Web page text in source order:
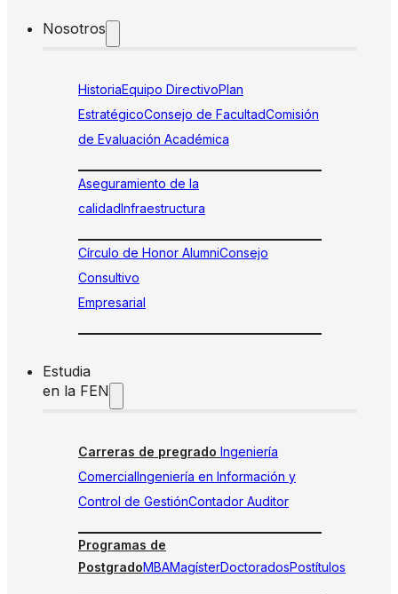
Nosotros
HistoriaEquipo DirectivoPlan
EstratégicoConsejo de FacultadComisión
de Evaluación Académica
Aseguramiento de la
calidadInfraestructura
Círculo de Honor AlumniConsejo
Consultivo
Empresarial
Estudia
en la FEN
Carreras de pregrado Ingeniería
ComercialIngeniería en Información y
Control de GestiónContador Auditor
Programas de
PostgradoMBAMagísterDoctoradosPostítulos